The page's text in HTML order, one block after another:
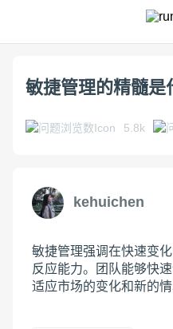
敏捷管理的精髓是
5.8k
kehuichen
敏捷管理强调在快速变
反应能力。团队能够快
适应市场的变化和新的情